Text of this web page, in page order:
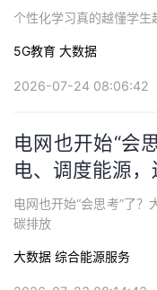
个性化学习真的越懂学生
5G教育 大数据
2026-07-24 08:06:42
电网也开始“会
电、调度能源
电网也开始“会思考”了
碳排放
大数据 综合能源服务